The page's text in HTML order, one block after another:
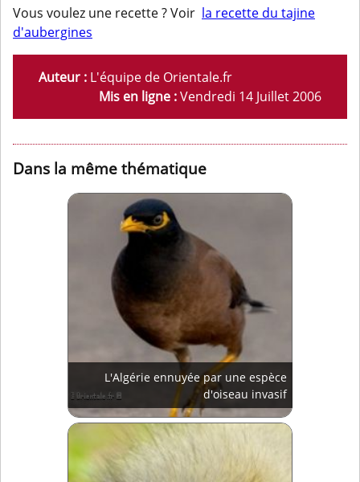
Vous voulez une recette ? Voir la recette du tajine
d'aubergines
Auteur : L'équipe de Orientale.fr
Mis en ligne :Vendredi 14 Juillet 2006
Dans la même thématique
L'Algérie ennuyée par une espèce
d'oiseau invasif